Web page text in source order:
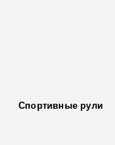
Спортивные рули